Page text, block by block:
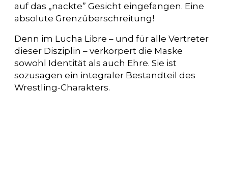
auf das „nackte” Gesicht eingefangen. Eine
absolute Grenzüberschreitung!
Denn im Lucha Libre – und für alle Vertreter
dieser Disziplin – verkörpert die Maske
sowohl Identität als auch Ehre. Sie ist
sozusagen ein integraler Bestandteil des
Wrestling-Charakters.